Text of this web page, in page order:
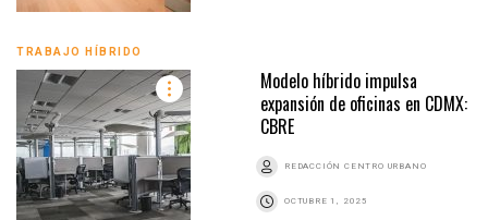
TRABAJO HÍBRIDO
Modelo híbrido impulsa
expansión de oficinas en CDMX:
CBRE
REDACCIÓN CENTRO URBANO
OCTUBRE 1, 2025